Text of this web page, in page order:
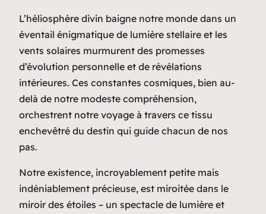
L’héliosphère divin baigne notre monde dans un
éventail énigmatique de lumière stellaire et les
vents solaires murmurent des promesses
d’évolution personnelle et de révélations
intérieures. Ces constantes cosmiques, bien au-
delà de notre modeste compréhension,
orchestrent notre voyage à travers ce tissu
enchevêtré du destin qui guide chacun de nos
pas.
Notre existence, incroyablement petite mais
indéniablement précieuse, est miroitée dans le
miroir des étoiles – un spectacle de lumière et